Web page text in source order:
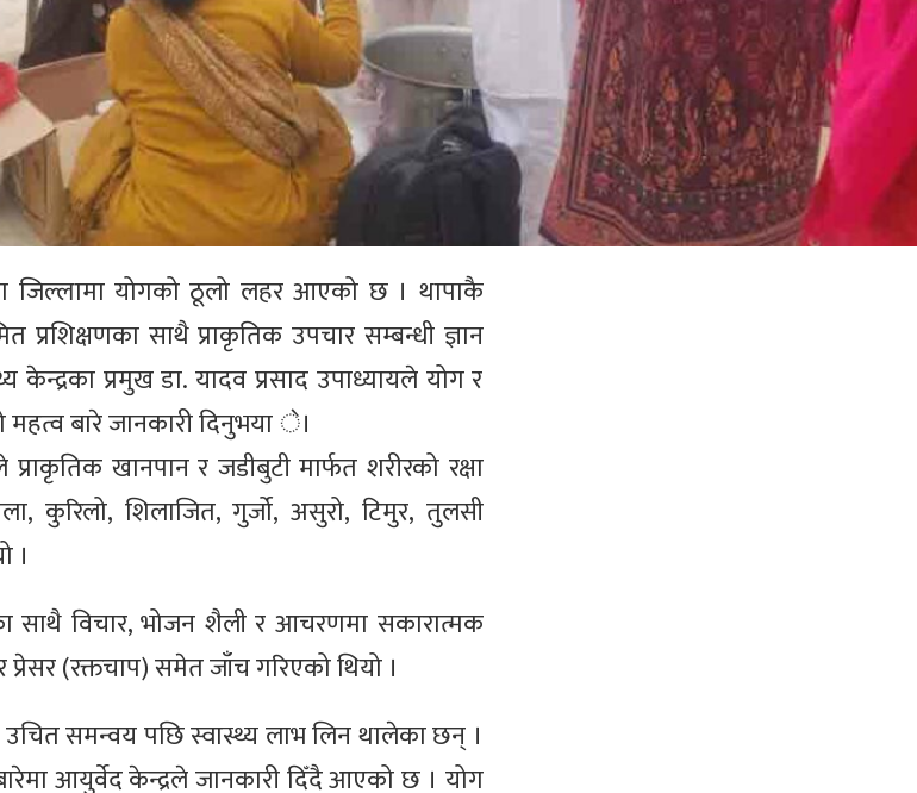
जिल्लामा योगको ठूलो लहर आएको छ । थापाकै
प्रशिक्षणका साथै प्राकृतिक उपचार सम्बन्धी ज्ञान
प्रमुख डा. यादव प्रसाद उपाध्यायले योग र
महत्व बारे जानकारी दिनुभया े।
खानपान र जडीबुटी मार्फत शरीरको रक्षा
कुरिलो, शिलाजित, गुर्जो, असुरो, टिमुर, तुलसी
।
साथै विचार, भोजन शैली र आचरणमा सकारात्मक
(रक्तचाप) समेत जाँच गरिएको थियो ।
समन्वय पछि स्वास्थ्य लाभ लिन थालेका छन् ।
आयुर्वेद केन्द्रले जानकारी दिँदै आएको छ । योग